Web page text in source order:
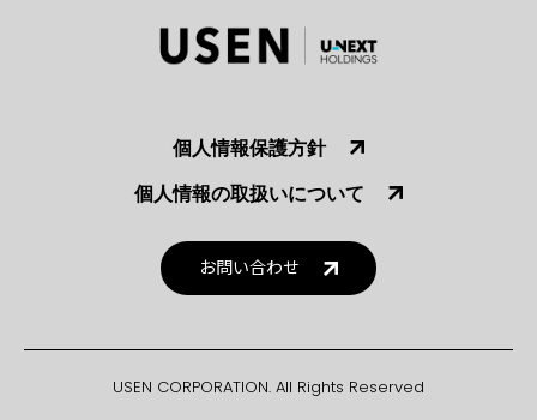
個人情報保護方針
個人情報の取扱いについて
お問い合わせ
USEN CORPORATION. All Rights Reserved